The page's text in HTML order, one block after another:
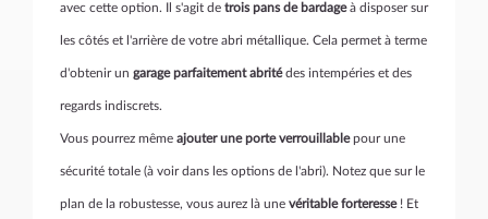
avec cette option. Il s'agit de trois pans de bardageà disposer sur
les côtés et l'arrière de votre abri métallique. Cela permet à terme
d'obtenir un garage parfaitement abritédes intempéries et des
regards indiscrets.
Vous pourrez même ajouter une porte verrouillablepour une
sécurité totale (à voir dans les options de l'abri). Notez que sur le
plan de la robustesse, vous aurez là une véritable forteresse! Et